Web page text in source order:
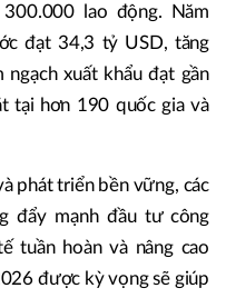
lao động. Năm
đạt 34,3 tỷ USD, tăng
xuất khẩu đạt gần
tại hơn 190 quốc gia và
phát triển bền vững, các
đẩy mạnh đầu tư công
tuần hoàn và nâng cao
được kỳ vọng sẽ giúp